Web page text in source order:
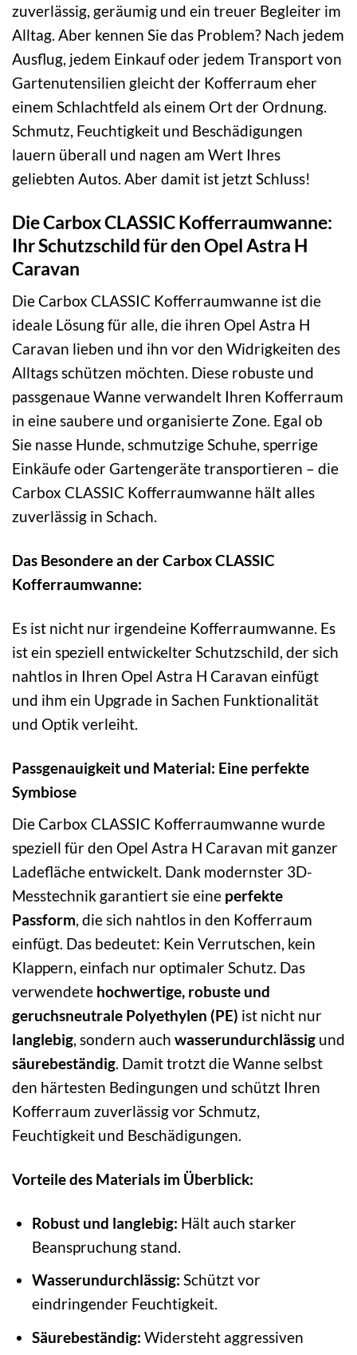
zuverlässig, geräumig und ein treuer Begleiter im
Alltag. Aber kennen Sie das Problem? Nach jedem
Ausflug, jedem Einkauf oder jedem Transport von
Gartenutensilien gleicht der Kofferraum eher
einem Schlachtfeld als einem Ort der Ordnung.
Schmutz, Feuchtigkeit und Beschädigungen
lauern überall und nagen am Wert Ihres
geliebten Autos. Aber damit ist jetzt Schluss!
Die Carbox CLASSIC Kofferraumwanne:
Ihr Schutzschild für den Opel Astra H
Caravan
Die Carbox CLASSIC Kofferraumwanne ist die
ideale Lösung für alle, die ihren Opel Astra H
Caravan lieben und ihn vor den Widrigkeiten des
Alltags schützen möchten. Diese robuste und
passgenaue Wanne verwandelt Ihren Kofferraum
in eine saubere und organisierte Zone. Egal ob
Sie nasse Hunde, schmutzige Schuhe, sperrige
Einkäufe oder Gartengeräte transportieren – die
Carbox CLASSIC Kofferraumwanne hält alles
zuverlässig in Schach.
Das Besondere an der Carbox CLASSIC
Kofferraumwanne:
Es ist nicht nur irgendeine Kofferraumwanne. Es
ist ein speziell entwickelter Schutzschild, der sich
nahtlos in Ihren Opel Astra H Caravan einfügt
und ihm ein Upgrade in Sachen Funktionalität
und Optik verleiht.
Passgenauigkeit und Material: Eine perfekte
Symbiose
Die Carbox CLASSIC Kofferraumwanne wurde
speziell für den Opel Astra H Caravan mit ganzer
Ladefläche entwickelt. Dank modernster 3D-
Messtechnik garantiert sie eine perfekte
Passform, die sich nahtlos in den Kofferraum
einfügt. Das bedeutet: Kein Verrutschen, kein
Klappern, einfach nur optimaler Schutz. Das
verwendete hochwertige, robuste und
geruchsneutrale Polyethylen (PE) ist nicht nur
langlebig, sondern auch wasserundurchlässig und
säurebeständig. Damit trotzt die Wanne selbst
den härtesten Bedingungen und schützt Ihren
Kofferraum zuverlässig vor Schmutz,
Feuchtigkeit und Beschädigungen.
Vorteile des Materials im Überblick:
Robust und langlebig: Hält auch starker
Beanspruchung stand.
Wasserundurchlässig: Schützt vor
eindringender Feuchtigkeit.
Säurebeständig: Widersteht aggressiven